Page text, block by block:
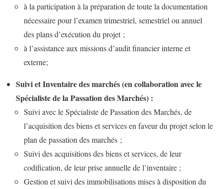
à la participation à la préparation de toute la documentation
nécessaire pour l’examen trimestriel, semestriel ou annuel
des plans d’exécution du projet ;
à l’assistance aux missions d’audit financier interne et
externe;
Suivi et Inventaire des marchés (en collaboration avec le
Spécialiste de la Passation des Marchés) :
Suivi avec le Spécialiste de Passation des Marchés, de
l’acquisition des biens et services en faveur du projet selon le
plan de passation des marchés ;
Suivi des acquisitions des biens et services, de leur
codification, de leur prise annuelle de l’inventaire ;
Gestion et suivi des immobilisations mises à disposition du